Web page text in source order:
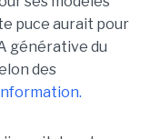
puce aurait pour
générative du
des